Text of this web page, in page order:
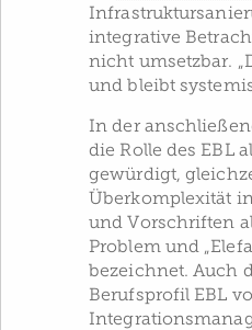
integrative
nicht umsetzbar.
und bleibt
In der
die Rolle des EBL
gewürdigt,
Überkomplexität
und Vorschriften
Problem und
bezeichnet. Auch
Berufsprofil EBL